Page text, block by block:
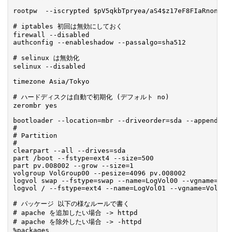
rootpw  --iscrypted $pV5qkbTpryea/
# iptables 初回は無効にしておく
firewall --disabled
authconfig --enableshadow --passalgo=sha512
# selinux は無効化
selinux --disabled
timezone Asia/Tokyo
# ハードディスクは自動で初期化 (デフォルト no)
zerombr yes
bootloader --location=mbr --driveorder=sda --
#
# Partition
#
clearpart --all --drives=sda
part /boot --fstype=ext4 --size=500
part pv.008002 --grow --size=1
volgroup VolGroup00 --pesize=4096 pv.008002
logvol swap --fstype=swap --name=LogVol00 --
logvol / --fstype=ext4 --name=LogVol01 --
# パッケージ 以下の様なルールで書く
# apache を追加したい場合 -> httpd
# apache を除外したい場合 -> -httpd
%packages